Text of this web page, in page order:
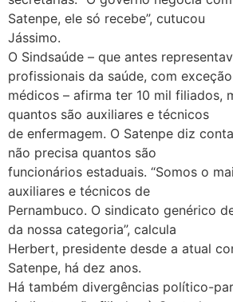
Satenpe, ele só recebe”, cutucou
Jássimo.
O Sindsaúde – que antes
profissionais da saúde, com
médicos – afirma ter 10 mil filiados,
quantos são auxiliares e técnicos
de enfermagem. O Satenpe diz
não precisa quantos são
funcionários estaduais. “Somos o
auxiliares e técnicos de
Pernambuco. O sindicato genérico
da nossa categoria”, calcula
Herbert, presidente desde a atual
Satenpe, há dez anos.
Há também divergências político-